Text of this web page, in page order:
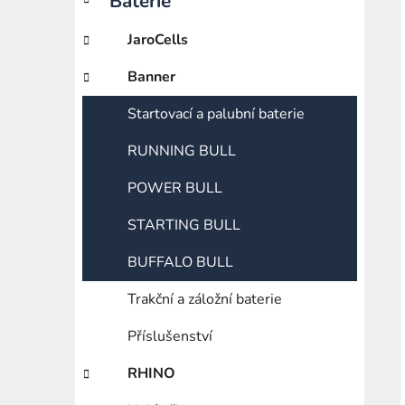
p
a
n
e
JaroCells
Banner
Startovací a palubní baterie
RUNNING BULL
POWER BULL
STARTING BULL
BUFFALO BULL
Trakční a záložní baterie
Příslušenství
RHINO